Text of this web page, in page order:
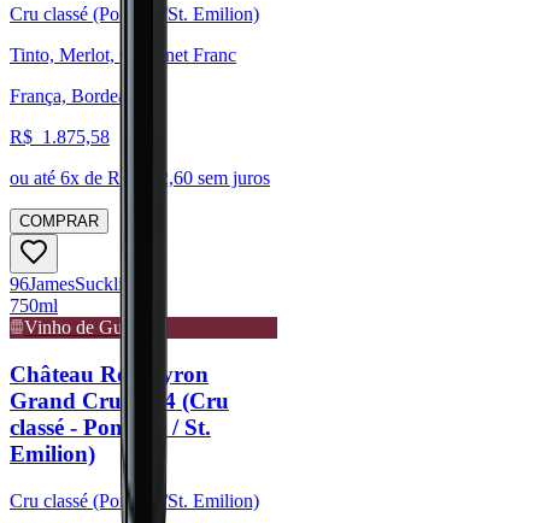
Cru classé (Pomerol/St. Emilion)
Tinto, Merlot, Cabernet Franc
França, Bordeaux
R$ 1.875,58
ou até 6x de R$ 312,60 sem juros
COMPRAR
96JamesSuckling
750ml
Vinho de Guarda
Château Rocheyron
Grand Cru 2014 (Cru
classé - Pomerol / St.
Emilion)
Cru classé (Pomerol/St. Emilion)